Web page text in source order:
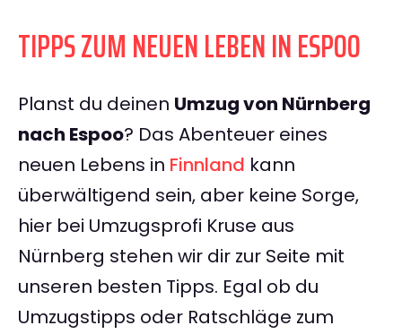
TIPPS ZUM NEUEN LEBEN IN ESPOO
Planst du deinen Umzug von Nürnberg
nach Espoo? Das Abenteuer eines
neuen Lebens in Finnland kann
überwältigend sein, aber keine Sorge,
hier bei Umzugsprofi Kruse aus
Nürnberg stehen wir dir zur Seite mit
unseren besten Tipps. Egal ob du
Umzugstipps oder Ratschläge zum